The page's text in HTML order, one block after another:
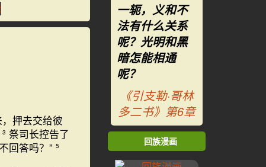
押去交给彼
3 祭司长控告了
回答吗？” 5
一轭，义和不
法有什么关系
呢？光明和黑
暗怎能相通
呢？
《引支勒·哥林
多二书》第6章
回族漫画